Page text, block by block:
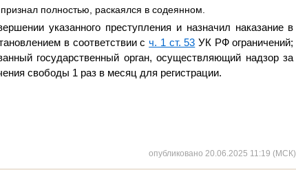
полностью, раскаялся в содеянном.
указанного преступления и назначил наказание в
в соответствии сч. 1 ст. 53 УК РФ ограничений;
государственный орган, осуществляющий надзор за
свободы 1 раз в месяц для регистрации.
опубликовано 20.06.2025 11:19 (МСК)